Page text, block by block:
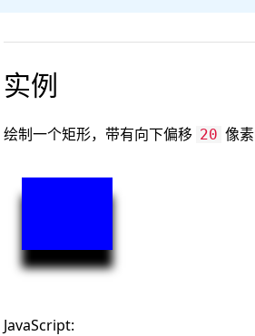
实例
绘制一个矩形，带有向下偏移 20 像
JavaScript: